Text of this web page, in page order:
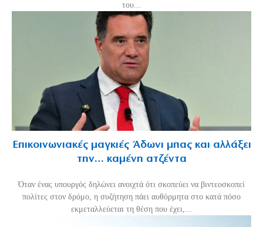
του...
Επικοινωνιακές μαγκιές Άδωνι μπας και αλλάξει
την… καμένη ατζέντα
Όταν ένας υπουργός δηλώνει ανοιχτά ότι σκοπεύει να βιντεοσκοπεί
πολίτες στον δρόμο, η συζήτηση πάει αυθόρμητα στο κατά πόσο
εκμεταλλεύεται τη θέση που έχει,...